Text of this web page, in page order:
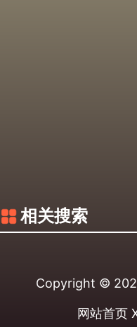
相关搜索
Copyright ©
网站首页